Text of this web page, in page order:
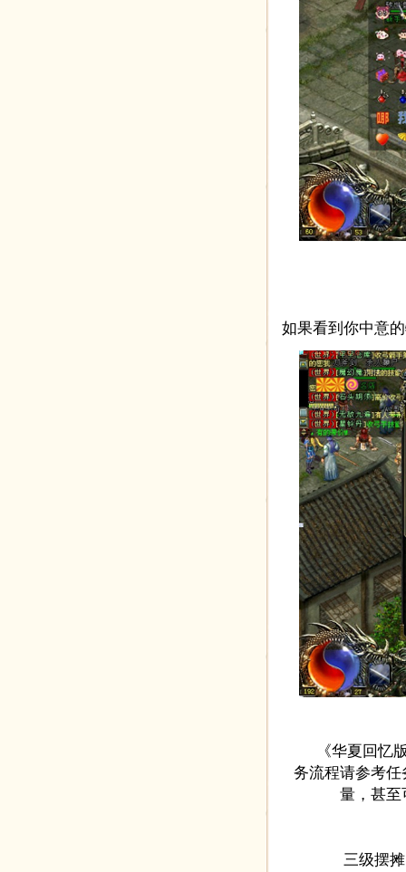
如果看到你中意
《华夏回忆版
务流程请参考
量，甚至
三级摆摊